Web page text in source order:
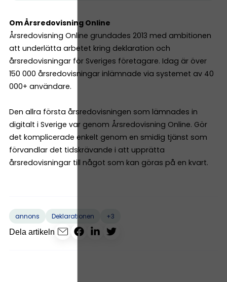
Om Årsredovisning Online
Årsredovisning Online grundades 2013 med ambitionen
att underlätta arbetet kring deklaration och
årsredovisningar för Sveriges företagare. Idag är över
150 000 årsredovisningar inlämnade via systemet av 40
000+ användare.
Den allra första årsredovisningen som lämnades in
digitalt i Sverige var genom Årsredovisning Online. Gör
det komplicerade enkelt genom en smidig tjänst som
förvandlar det tidskrävande i att upprätta
årsredovisningar till något som kan göras på en kvart.
annons Deklarationen
+3
Dela artikeln